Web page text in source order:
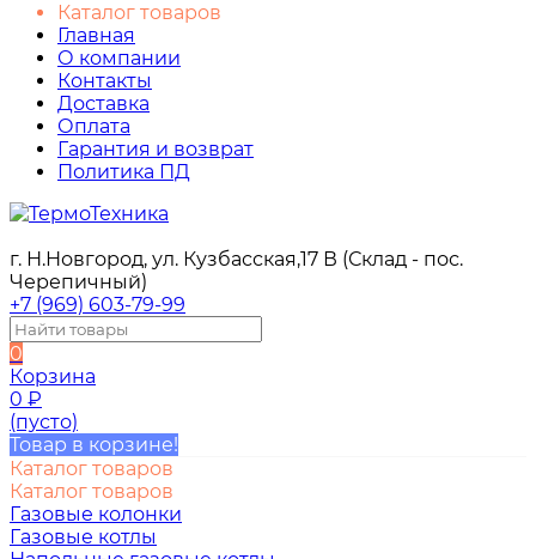
Каталог товаров
Главная
О компании
Контакты
Доставка
Оплата
Гарантия и возврат
Политика ПД
г. Н.Новгород, ул. Кузбасская,17 В (Склад - пос.
Черепичный)
+7 (969) 603-79-99
0
Корзина
0 ₽
(пусто)
Товар в корзине!
Каталог товаров
Каталог товаров
Газовые колонки
Газовые котлы